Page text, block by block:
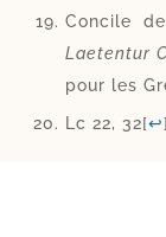
Concile
Laetentur
pour les
Lc 22, 32[↩]